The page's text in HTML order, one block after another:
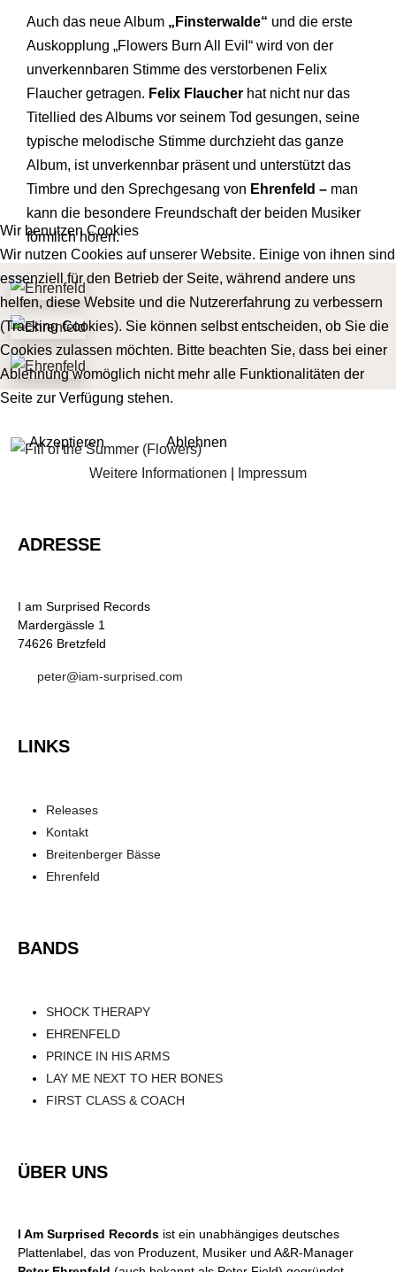
Auch das neue Album „Finsterwalde“ und die erste
Auskopplung „Flowers Burn All Evil“ wird von der
unverkennbaren Stimme des verstorbenen Felix
Flaucher getragen. Felix Flaucher hat nicht nur das
Titellied des Albums vor seinem Tod gesungen, seine
typische melodische Stim­me durchzieht das ganze
Album, ist unverkennbar präsent und unterstützt das
Timbre und den Sprechgesang von Ehrenfeld – man
kann die besondere Freundschaft der beiden Musiker
förm­lich hören.
ADRESSE
I am Surprised Records
Mardergässle 1
74626 Bretzfeld
peter@iam-surprised.com
LINKS
Releases
Kontakt
Breitenberger Bässe
Ehrenfeld
BANDS
SHOCK THERAPY
EHRENFELD
PRINCE IN HIS ARMS
LAY ME NEXT TO HER BONES
FIRST CLASS & COACH
ÜBER UNS
I Am Surprised Records ist ein unabhängiges deutsches
Plattenlabel, das von Produzent, Musiker und A&R-Manager
Wir benutzen Cookies
Wir nutzen Cookies auf unserer Website. Einige von ihnen sind
essenziell für den Betrieb der Seite, während andere uns
helfen, diese Website und die Nutzererfahrung zu verbessern
(Tracking Cookies). Sie können selbst entscheiden, ob Sie die
Cookies zulassen möchten. Bitte beachten Sie, dass bei einer
Ablehnung womöglich nicht mehr alle Funktionalitäten der
Seite zur Verfügung stehen.
Akzeptieren Ablehnen
Weitere Informationen Impressum